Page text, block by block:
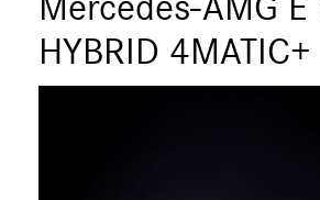
ÜBER UNS
ANSPRECHPARTNER
Mercedes-AMG E
HYBRID 4MATIC+